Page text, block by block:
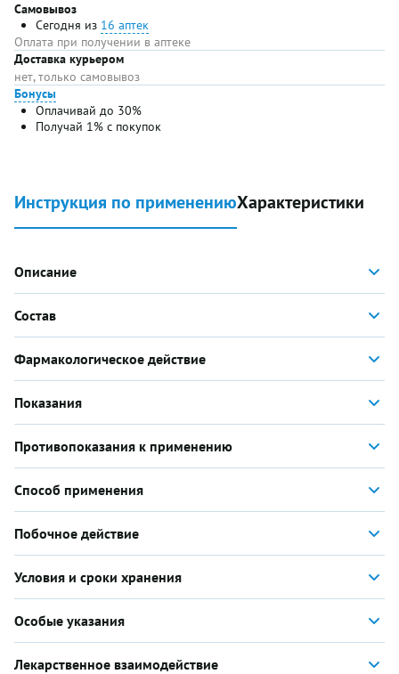
Самовывоз
Сегодня из 16 аптек
Оплата при получении в аптеке
Доставка курьером
нет, только самовывоз
Бонусы
Оплачивай до 30%
Получай 1% с покупок
Инструкция по применениюХарактеристики
Описание
Состав
Фармакологическое действие
Показания
Противопоказания к применению
Способ применения
Побочное действие
Условия и сроки хранения
Особые указания
Лекарственное взаимодействие